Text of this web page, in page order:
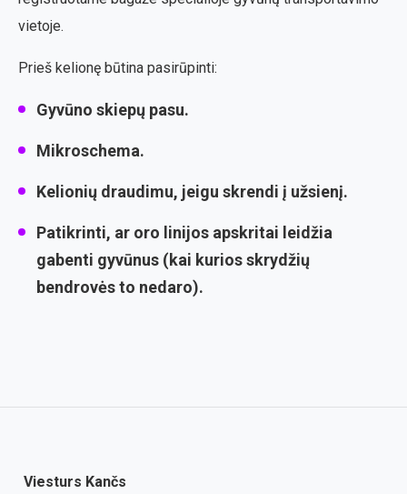
vietoje.
Prieš kelionę būtina pasirūpinti:
Gyvūno skiepų pasu.
Mikroschema.
Kelionių draudimu, jeigu skrendi į užsienį.
Patikrinti, ar oro linijos apskritai leidžia
gabenti gyvūnus (kai kurios skrydžių
bendrovės to nedaro).
Viesturs Kančs